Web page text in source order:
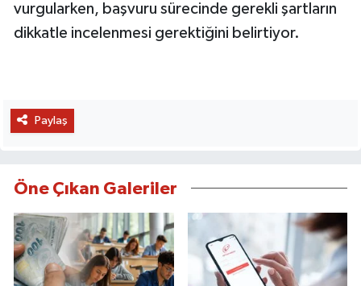
vurgularken, başvuru sürecinde gerekli şartların
dikkatle incelenmesi gerektiğini belirtiyor.
Paylaş
Öne Çıkan Galeriler